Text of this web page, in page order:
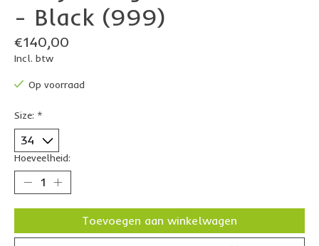
- Black (999)
€140,00
Incl. btw
Op voorraad
Size: *
Hoeveelheid:
Toevoegen aan winkelwagen